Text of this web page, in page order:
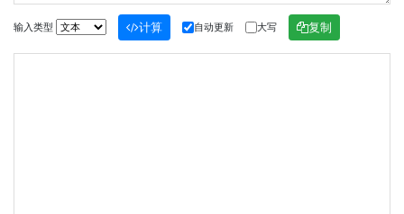
输入类型 计算 自动更新 大写 复制